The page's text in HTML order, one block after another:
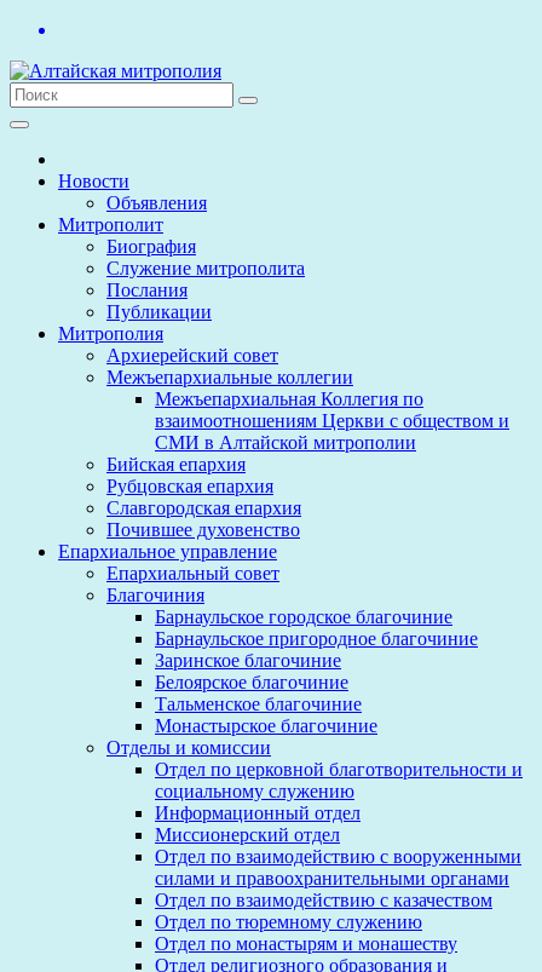
Перейти
содержимому
Новости
Объявления
Митрополит
Биография
Служение митрополита
Послания
Публикации
Митрополия
Архиерейский совет
Межъепархиальные коллегии
Межъепархиальная Коллегия по
взаимоотношениям Церкви с обществом и
СМИ в Алтайской митрополии
Бийская епархия
Рубцовская епархия
Славгородская епархия
Почившее духовенство
Епархиальное управление
Епархиальный совет
Благочиния
Барнаульское городское благочиние
Барнаульское пригородное благочиние
Заринское благочиние
Белоярское благочиние
Тальменское благочиние
Монастырское благочиние
Отделы и комиссии
Отдел по церковной благотворительности и
социальному служению
Информационный отдел
Миссионерский отдел
Отдел по взаимодействию с вооруженными
силами и правоохранительными органами
Отдел по взаимодействию с казачеством
Отдел по тюремному служению
Отдел по монастырям и монашеству
Отдел религиозного образования и